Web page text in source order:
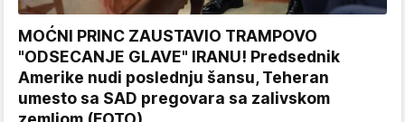
MOĆNI PRINC ZAUSTAVIO TRAMPOVO
"ODSECANJE GLAVE" IRANU! Predsednik
Amerike nudi poslednju šansu, Teheran
umesto sa SAD pregovara sa zalivskom